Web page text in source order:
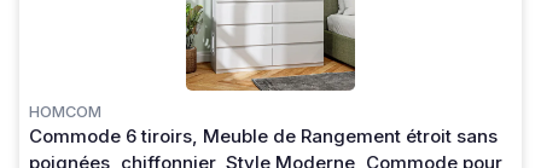
HOMCOM
Commode 6 tiroirs, Meuble de Rangement étroit sans
poignées, chiffonnier, Style Moderne, Commode pour